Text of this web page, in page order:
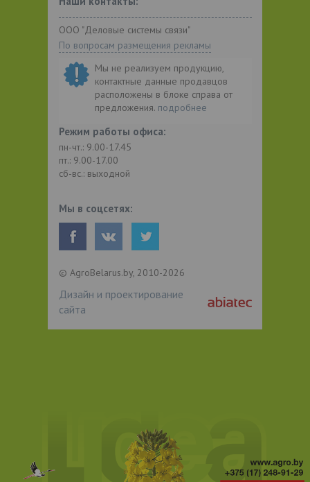
ООО "Деловые системы связи"
По вопросам размещения рекламы
Мы не реализуем продукцию,
контактные данные продавцов
расположены в блоке справа от
предложения. подробнее
Режим работы офиса:
пн-чт.: 9.00-17.45
пт.: 9.00-17.00
сб-вс.: выходной
Мы в соцсетях:
© AgroBelarus.by, 2010-2026
Дизайн и проектирование
сайта